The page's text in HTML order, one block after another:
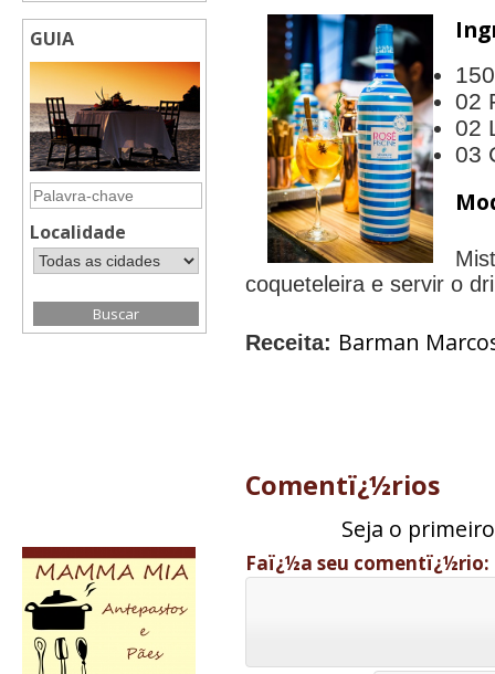
GUIA
Localidade
02
02
03
coqueteleira e servir o
Receita: Barman
Comentï¿½rios
Seja o
Faï¿½a seu comentï¿½rio: